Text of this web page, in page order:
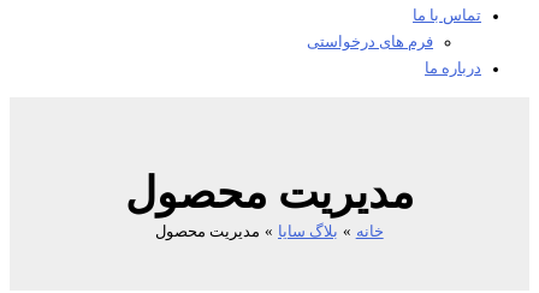
تماس با ما
فرم های درخواستی
درباره ما
مدیریت محصول
بلاگ سایا مدیریت محصول